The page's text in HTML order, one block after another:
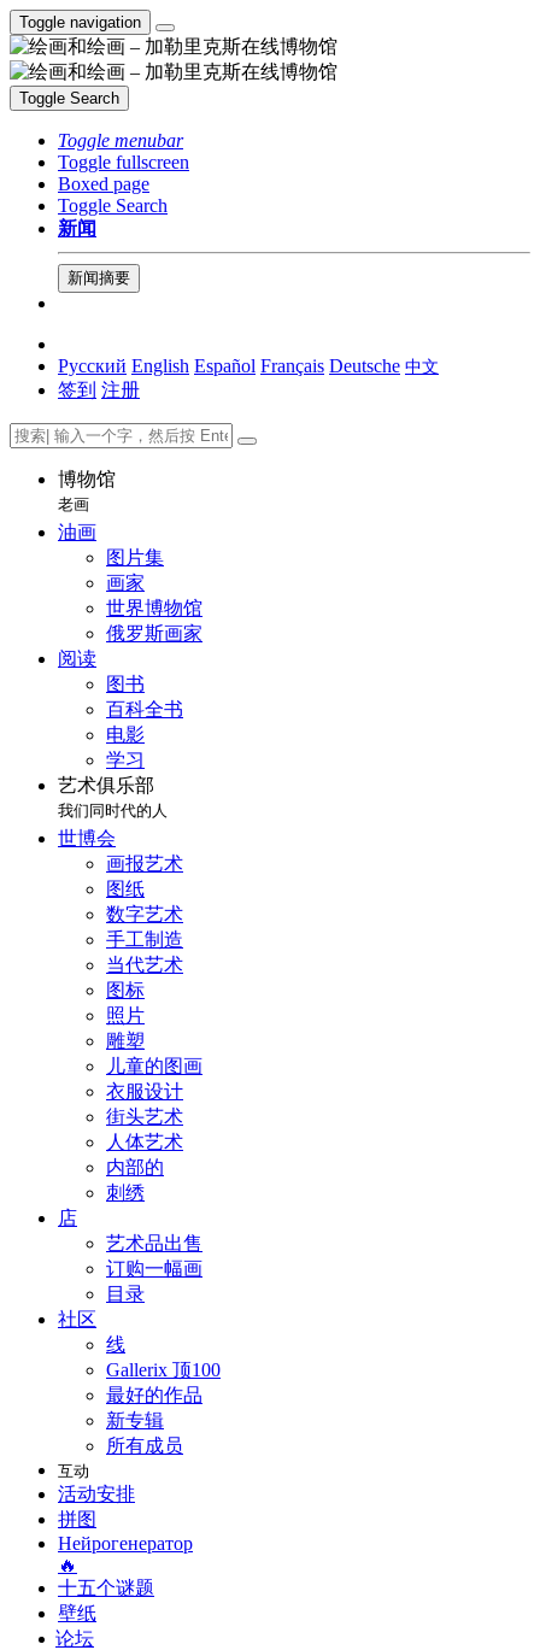
Toggle navigation
Toggle Search
Toggle menubar
Toggle fullscreen
Boxed page
Toggle Search
新闻
新闻摘要
Русский English Español Français Deutsche 中文
签到 注册
博物馆
老画
油画
图片集
画家
世界博物馆
俄罗斯画家
阅读
图书
百科全书
电影
学习
艺术俱乐部
我们同时代的人
世博会
画报艺术
图纸
数字艺术
手工制造
当代艺术
图标
照片
雕塑
儿童的图画
衣服设计
街头艺术
人体艺术
内部的
刺绣
店
艺术品出售
订购一幅画
目录
社区
线
Gallerix 顶100
最好的作品
新专辑
所有成员
互动
活动安排
拼图
Нейрогенератор
🔥
十五个谜题
壁纸
论坛